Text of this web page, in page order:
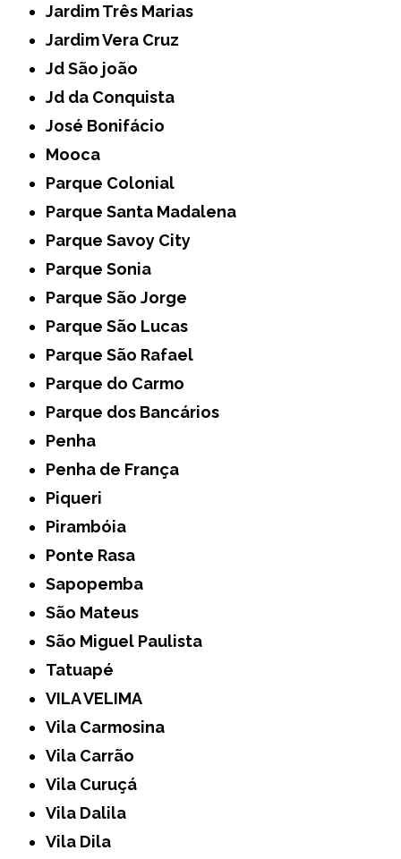
Jardim Três Marias
Jardim Vera Cruz
Jd São joão
Jd da Conquista
José Bonifácio
Mooca
Parque Colonial
Parque Santa Madalena
Parque Savoy City
Parque Sonia
Parque São Jorge
Parque São Lucas
Parque São Rafael
Parque do Carmo
Parque dos Bancários
Penha
Penha de França
Piqueri
Pirambóia
Ponte Rasa
Sapopemba
São Mateus
São Miguel Paulista
Tatuapé
VILA VELIMA
Vila Carmosina
Vila Carrão
Vila Curuçá
Vila Dalila
Vila Dila